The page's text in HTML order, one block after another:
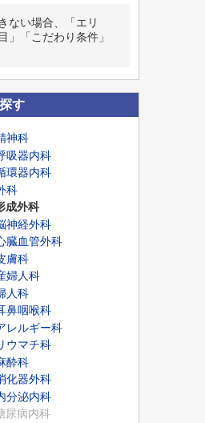
ない場合、「エリ
」「こだわり条件」
す
神科
吸器内科
環器内科
科
成外科
神経外科
臓血管外科
膚科
婦人科
人科
鼻咽喉科
レルギー科
ウマチ科
酔科
化器外科
分泌内科
尿病内科